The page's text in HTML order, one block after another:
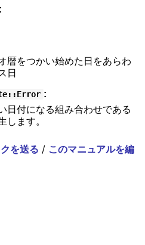
:
暦をつかい始めた日をあらわ
日
:
日付になる組み合わせである
します。
を送る / このマニュアルを編